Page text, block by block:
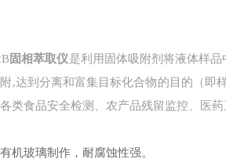
固相萃取仪是利用固体吸附剂将液体样
,达到分离和富集目标化合物的目的（即
类食品安全检测、农产品残留监控、医
机玻璃制作，耐腐蚀性强。